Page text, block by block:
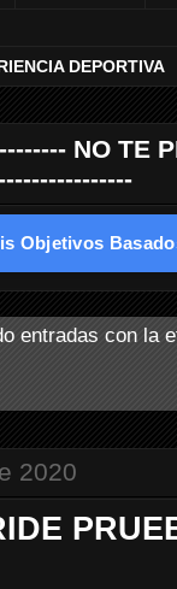
DEPORTIVA
NO TE
Objetivos
entradas con la
2020